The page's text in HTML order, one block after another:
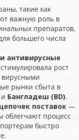
такие как
важную роль в
препаратов,
большего числа
антивирусные
рост
вирусными
рынки сбыта в
и Бангладеш (BD)
поставок —
облегчают процесс
быстро